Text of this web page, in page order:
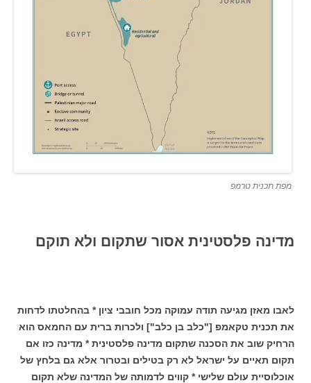
מפת תכנית טרמפ
מדינה פלסטינית אסור שתקום ולא תוקם
לאבו מאזן מגיעה תודה עמוקה מכל חובבי ציון * בהחלטתו לדחות
את תכנית טקאמפ ["כלב בן כלב"] ולכרות ברית עם החמאס הוא
הרחיק שוב את הסכנה שתקום מדינה פלסטינית * מדינה כזו אם
תקום תאיים על ישראל לא רק בטילים ובטרור אלא גם בלחץ של
אוכלוסיית עולם שלישי * קווים לדמותה של המדינה שלא תקום